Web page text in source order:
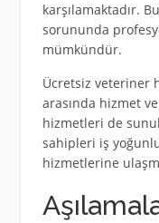
karşılamaktadır.
sorununda
mümkündür.
Ücretsiz veteriner
arasında hizmet
hizmetleri de
sahipleri iş
hizmetlerine